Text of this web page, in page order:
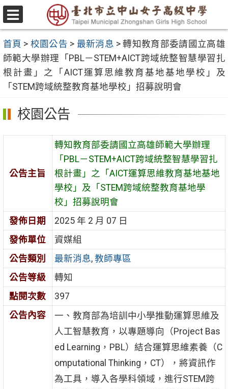
跳
至
要
內
容
選
單
首頁 > 校園公告 > 最新消息 >轉知教育部委請國立高雄
師範大學辦理「PBL－STEM+AICT跨域統整智慧學習扎
根計畫」之「AICT運算思維教育基地基地學校」及
「STEM跨域統整教育基地學校」招募說明會
校園公告
公告主旨
轉知教育部委請國立高雄師範大學辦理
「PBL－STEM+AICT跨域統整智慧學習扎
根計畫」之「AICT運算思維教育基地基地
學校」及「STEM跨域統整教育基地學
校」招募說明會
發佈日期
2025 年 2 月 07 日
發佈單位
資媒組
公告類別
最新消息, 教師專區
公告等級
轉知
點閱次數
397
公告內容
一、教育部為培訓中小學推動運算思維及
人工智慧教育，以專題導向（Project Bas
ed Learning，PBL）結合運算思維素養（C
omputational Thinking，CT），將資訊作
為工具，導入各學科領域，進行STEM跨